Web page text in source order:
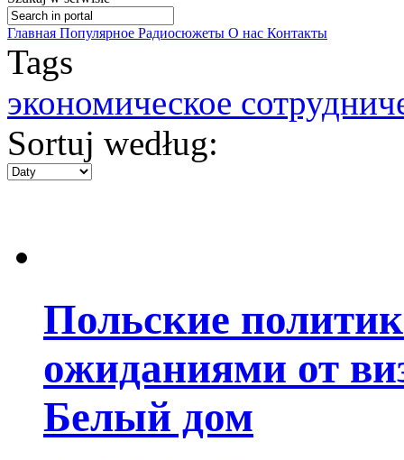
Главная Популярное Радиосюжеты О нас Контакты
Tags
экономическое
Sortuj według:
Польские
ожиданиями от
Белый дом